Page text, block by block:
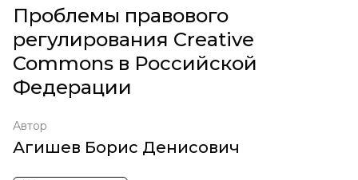
Проблемы правового
регулирования Creative
Commons в Российской
Федерации
Автор
Агишев Борис Денисович